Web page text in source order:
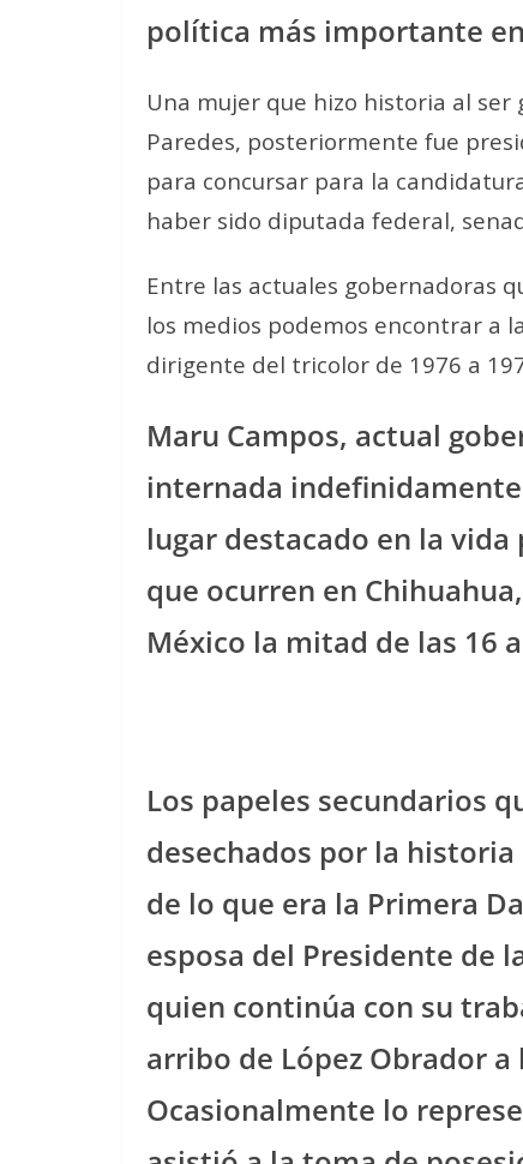
política más importante
Una mujer que hizo historia al
Paredes, posteriormente fue
para concursar para la
haber sido diputada federal,
Entre las actuales gobernadoras
los medios podemos encontrar a
dirigente del tricolor de 1976 a
Maru Campos, actual
internada
lugar destacado en la
que ocurren en
México la mitad de las 16
Los papeles secundarios
desechados por la
de lo que era la Primera
esposa del Presidente de
quien continúa con su
arribo de López Obrador a
Ocasionalmente lo